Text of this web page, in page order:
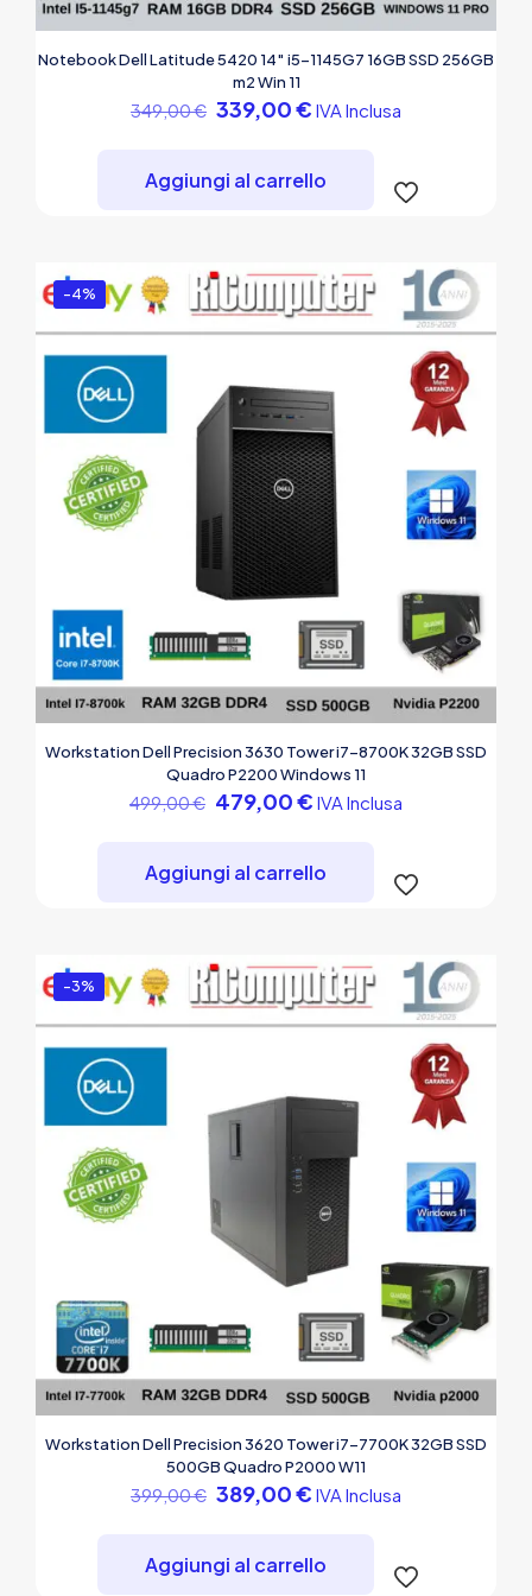
Notebook Dell Latitude 5420 14″ i5-1145G7 16GB SSD 256GB
m2 Win 11
349,00€ Il
prezzo
era:
349,00 €.
339,00€Il
è:
339,00 €.
IVA Inclusa
Aggiungi al carrello
-4%
Workstation Dell Precision 3630 Tower i7-8700K 32GB SSD
Quadro P2200 Windows 11
499,00€ Il
prezzo
era:
499,00 €.
479,00€Il
è:
479,00 €.
IVA Inclusa
Aggiungi al carrello
-3%
Workstation Dell Precision 3620 Tower i7-7700K 32GB SSD
500GB Quadro P2000 W11
399,00€ Il
prezzo
era:
399,00 €.
389,00€Il
è:
389,00 €.
IVA Inclusa
Aggiungi al carrello